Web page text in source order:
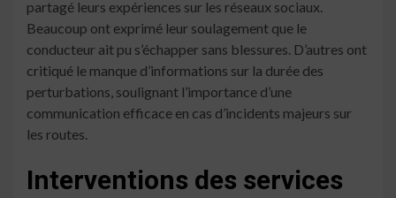
partagé leurs expériences sur les réseaux sociaux.
Beaucoup ont exprimé leur soulagement que le
conducteur ait pu s’échapper sans blessures. D’autres ont
critiqué le manque d’informations sur la durée des
perturbations, soulignant l’importance d’une
communication efficace en cas d’incidents majeurs sur
les routes.
Interventions des services